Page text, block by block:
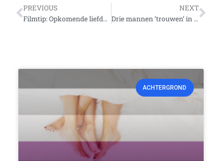
Vorige
PREVIOUS
Filmtip: Opkomende liefde in ‘Jongens’
NEXT
Drie mannen ’trouwen’ in Thailand
ACHTERGROND